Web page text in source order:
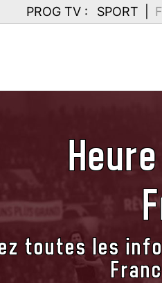
PROG TV : SPORT
toutes les